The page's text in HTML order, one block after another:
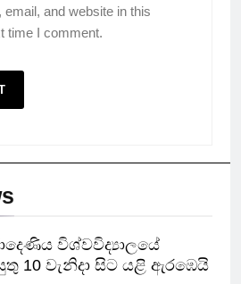
and website in this
time I comment.
විශ්වවිද්‍යාලයේ
10 වැනිදා සිට යළි ඇරඹෙයි